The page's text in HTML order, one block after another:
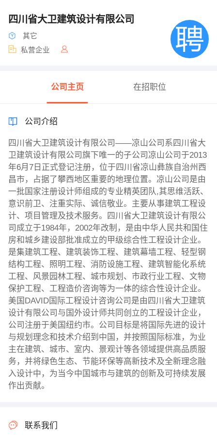
四川省大卫建筑设计有限公司
其它
私营企业
公司主页 在招职位
公司介绍
四川省大卫建筑设计有限公司——凉山公司系四川省大
卫建筑设计有限公司旗下唯一的子公司凉山公司于2013
年6月7日正式登记注册，位于四川省凉山彝族自治州西
昌市，占据了攀西地区重要的地理位置。凉山公司是由
一批国家注册设计师组成的专业精英团队,其思维活跃、
意识前卫、注重实际、诚信敬业。主要从事建筑工程设
计、项目管理及技术服务。四川省大卫建筑设计有限公
司成立于1984年，2002年改制，是由中华人民共和国住
房和城乡建设部批准成立的甲级综合性工程设计企业。
是集建筑工程、建筑装饰工程、建筑幕墙工程、轻型钢
结构工程、照明工程、消防设施工程、建筑智能化系统
工程、风景园林工程、城市规划、市政行业工程、文物
保护工程、工程造价咨询等为一体的综合性设计企业。
美国DAVID国际工程设计咨询公司是由四川省大卫建筑
设计有限公司与国外设计师共同创立的工程设计企业，
公司注册于美国纽约市。公司目标是将国际先进的设计
与规划理念和技术介绍到中国，并按照国际标准，为业
主在建筑、城市、室内、景观计等各领域提供高品质服
务，并将绿色生态、节能环保等高新技术及全新理念融
入设计中，为当今中国城市与建筑的创新及可持续发展
作出贡献。
联系我们